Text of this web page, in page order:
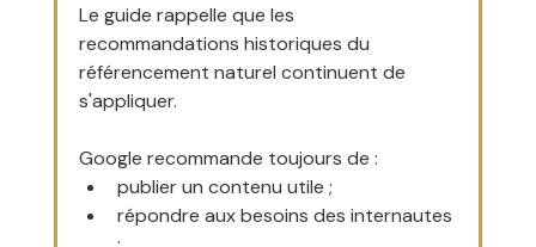
Le guide rappelle que les
recommandations historiques du
référencement naturel continuent de
s'appliquer.
Google recommande toujours de :
publier un contenu utile ;
répondre aux besoins des internautes